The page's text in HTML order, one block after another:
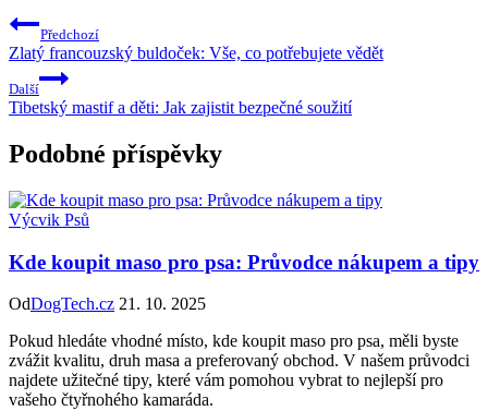
Předchozí
Zlatý francouzský buldoček: Vše, co potřebujete vědět
Další
Tibetský mastif a děti: Jak zajistit bezpečné soužití
Podobné příspěvky
Výcvik Psů
Kde koupit maso pro psa: Průvodce nákupem a tipy
OdDogTech.cz 21. 10. 2025
Pokud hledáte vhodné místo, kde koupit maso pro psa, měli byste
zvážit kvalitu, druh masa a preferovaný obchod. V našem průvodci
najdete užitečné tipy, které vám pomohou vybrat to nejlepší pro
vašeho čtyřnohého kamaráda.